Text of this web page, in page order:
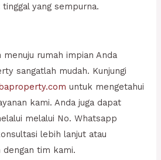
yang sempurna.
menuju rumah impian Anda
sangatlah mudah. Kunjungi
untuk mengetahui
kami. Anda juga dapat
melalui No. Whatsapp
lebih lanjut atau
tim kami.